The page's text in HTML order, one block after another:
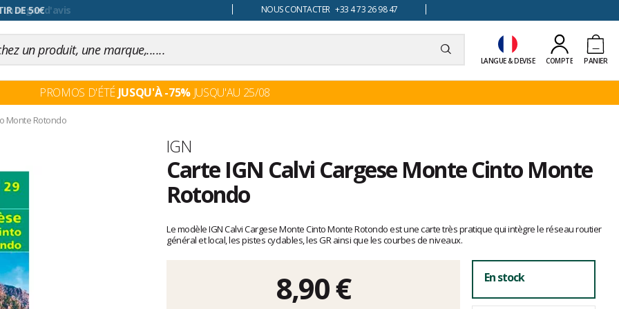
changer d'avis NOUS CONTACTER +33 4 73 26 98 47
LANGUE & DEVISE COMPTE PANIER
PROMOS D'ÉTÉ JUSQU'À -75%JUSQU'AU 25/08
Monte Rotondo
Marque
IGN
Carte IGN Calvi Cargese Monte Cinto Monte
Rotondo
avis
clients
Le modèle IGN Calvi Cargese Monte Cinto Monte Rotondo est une carte très pratique qui intègre le réseau routier
général et local, les pistes cyclables, les GR ainsi que les courbes de niveaux.
8,90 € En stock